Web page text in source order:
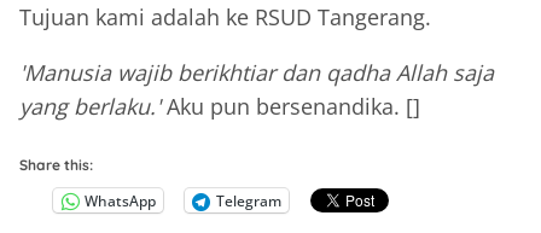
Tujuan kami adalah ke RSUD Tangerang.
'Manusia wajib berikhtiar dan qadha Allah saja
yang berlaku.'Aku pun bersenandika. []
Share this:
WhatsApp Telegram